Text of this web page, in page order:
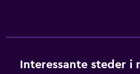
Interessante steder i